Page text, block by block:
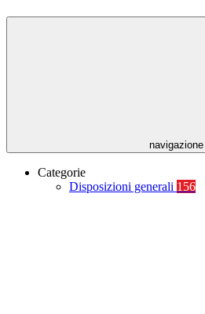
navigazione
Categorie
Disposizioni generali 156